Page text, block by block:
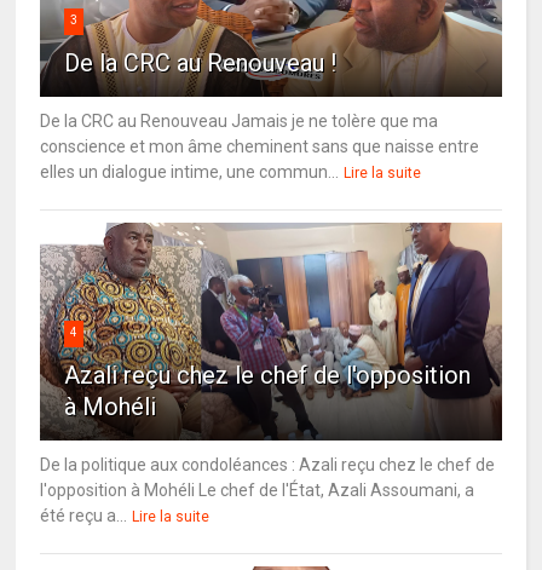
3
De la CRC au Renouveau !
De la CRC au Renouveau Jamais je ne tolère que ma
conscience et mon âme cheminent sans que naisse entre
elles un dialogue intime, une commun...
Lire la suite
4
Azali reçu chez le chef de l'opposition
à Mohéli
De la politique aux condoléances : Azali reçu chez le chef de
l'opposition à Mohéli Le chef de l'État, Azali Assoumani, a
été reçu a...
Lire la suite